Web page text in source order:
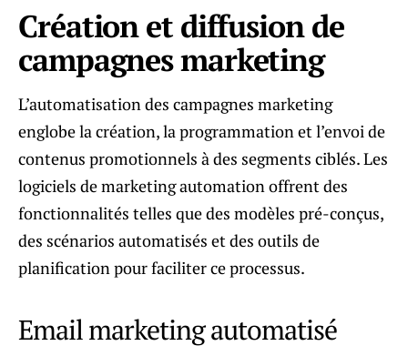
Création et diffusion de
campagnes marketing
L’automatisation des campagnes marketing
englobe la création, la programmation et l’envoi de
contenus promotionnels à des segments ciblés. Les
logiciels de marketing automation offrent des
fonctionnalités telles que des modèles pré-conçus,
des scénarios automatisés et des outils de
planification pour faciliter ce processus.
Email marketing automatisé